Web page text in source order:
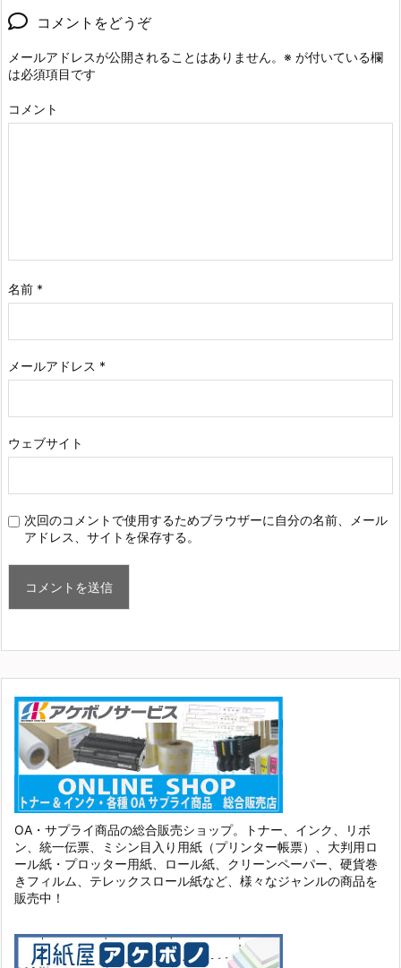
コメントをどうぞ
メールアドレスが公開されることはありません。 ※ が付いている欄
は必須項目です
コメント
名前 *
メールアドレス *
ウェブサイト
次回のコメントで使用するためブラウザーに自分の名前、メール
アドレス、サイトを保存する。
OA・サプライ商品の総合販売ショップ。トナー、インク、リボ
ン、統一伝票、ミシン目入り用紙（プリンター帳票）、大判用ロ
ール紙・プロッター用紙、ロール紙、クリーンペーパー、硬貨巻
きフィルム、テレックスロール紙など、様々なジャンルの商品を
販売中！